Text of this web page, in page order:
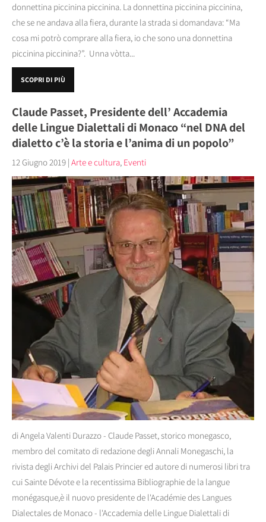
donnettina piccinina piccinina. La donnettina piccinina piccinina,
che se ne andava alla fiera, durante la strada si domandava: “Ma
cosa mi potrò comprare alla fiera, io che sono una donnettina
piccinina piccinina?”. Unna vòtta...
SCOPRI DI PIÙ
Claude Passet, Presidente dell’ Accademia
delle Lingue Dialettali di Monaco “nel DNA del
dialetto c’è la storia e l’anima di un popolo”
12 Giugno 2019 | Arte e cultura, Eventi
di Angela Valenti Durazzo - Claude Passet, storico monegasco,
membro del comitato di redazione degli Annali Monegaschi, la
rivista degli Archivi del Palais Princier ed autore di numerosi libri tra
cui Sainte Dévote e la recentissima Bibliographie de la langue
monégasque,è il nuovo presidente de l'Académie des Langues
Dialectales de Monaco - l'Accademia delle Lingue Dialettali di